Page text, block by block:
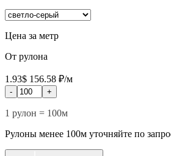
Цена за метр
От рулона
1.93$ 156.58 ₽/м
- +
1 рулон = 100м
Рулоны менее 100м уточняйте по